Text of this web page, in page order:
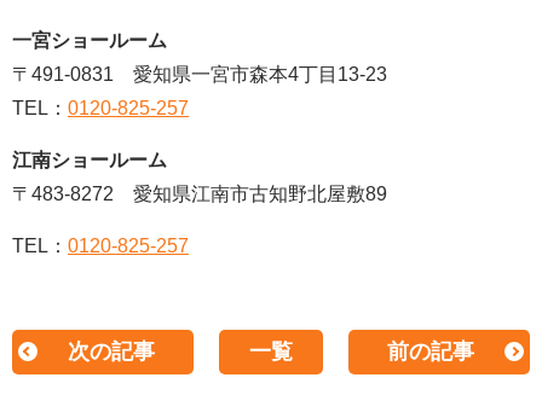
一宮ショールーム
〒491-0831 愛知県一宮市森本4丁目13-23
TEL： 0120-825-257
江南ショールーム
〒483-8272 愛知県江南市古知野北屋敷89
TEL： 0120-825-257
次の記事 一覧 前の記事